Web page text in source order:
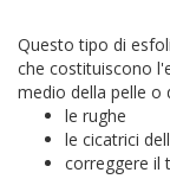
Questo tipo di
che costituiscono
medio della pelle o
le rughe
le cicatrici
correggere il